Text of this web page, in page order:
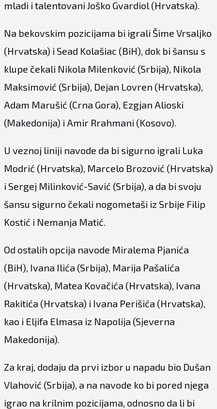
mladi i talentovani Joško Gvardiol (Hrvatska).
Na bekovskim pozicijama bi igrali Šime Vrsaljko
(Hrvatska) i Sead Kolašiac (BiH), dok bi šansu s
klupe čekali Nikola Milenković (Srbija), Nikola
Maksimović (Srbija), Dejan Lovren (Hrvatska),
Adam Marušić (Crna Gora), Ezgjan Alioski
(Makedonija) i Amir Rrahmani (Kosovo).
U veznoj liniji navode da bi sigurno igrali Luka
Modrić (Hrvatska), Marcelo Brozović (Hrvatska)
i Sergej Milinković-Savić (Srbija), a da bi svoju
šansu sigurno čekali nogometaši iz Srbije Filip
Kostić i Nemanja Matić.
Od ostalih opcija navode Miralema Pjanića
(BiH), Ivana Ilića (Srbija), Marija Pašalića
(Hrvatska), Matea Kovačića (Hrvatska), Ivana
Rakitića (Hrvatska) i Ivana Perišića (Hrvatska),
kao i Eljifa Elmasa iz Napolija (Sjeverna
Makedonija).
Za kraj, dodaju da prvi izbor u napadu bio Dušan
Vlahović (Srbija), a na navode ko bi pored njega
igrao na krilnim pozicijama, odnosno da li bi